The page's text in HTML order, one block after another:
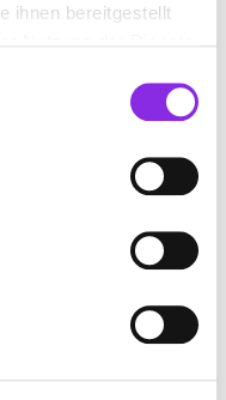
ihnen bereitgestellt
SPITZKO…